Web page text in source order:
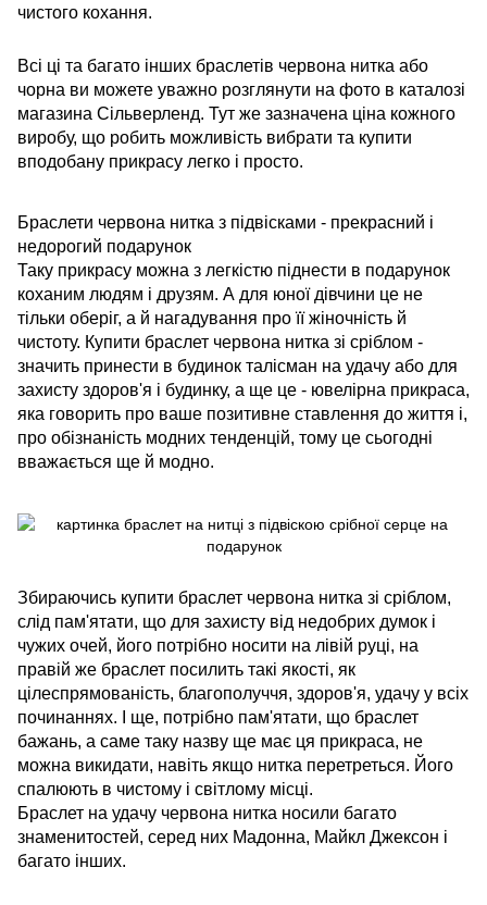
чистого кохання.
Всі ці та багато інших браслетів червона нитка або
чорна ви можете уважно розглянути на фото в каталозі
магазина Сільверленд. Тут же зазначена ціна кожного
виробу, що робить можливість вибрати та купити
вподобану прикрасу легко і просто.
Браслети червона нитка з підвісками - прекрасний і
недорогий подарунок
Таку прикрасу можна з легкістю піднести в подарунок
коханим людям і друзям. А для юної дівчини це не
тільки оберіг, а й нагадування про її жіночність й
чистоту. Купити браслет червона нитка зі сріблом -
значить принести в будинок талісман на удачу або для
захисту здоров'я і будинку, а ще це - ювелірна прикраса,
яка говорить про ваше позитивне ставлення до життя і,
про обізнаність модних тенденцій, тому це сьогодні
вважається ще й модно.
Збираючись купити браслет червона нитка зі сріблом,
слід пам'ятати, що для захисту від недобрих думок і
чужих очей, його потрібно носити на лівій руці, на
правій же браслет посилить такі якості, як
цілеспрямованість, благополуччя, здоров'я, удачу у всіх
починаннях. І ще, потрібно пам'ятати, що браслет
бажань, а саме таку назву ще має ця прикраса, не
можна викидати, навіть якщо нитка перетреться. Його
спалюють в чистому і світлому місці.
Браслет на удачу червона нитка носили багато
знаменитостей, серед них Мадонна, Майкл Джексон і
багато інших.